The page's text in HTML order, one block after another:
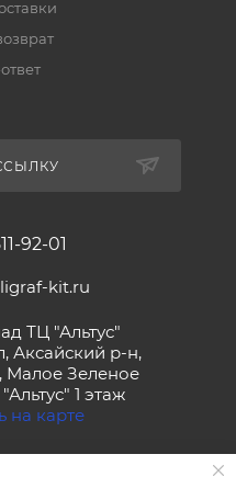
92-01
kit.ru
ТЦ "Альтус"
Аксайский р-н,
Малое Зеленое
1 этаж
на карте